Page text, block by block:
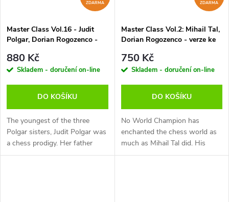
ZDARMA
Master Class Vol.16 - Judit
Polgar, Dorian Rogozenco -
německy)
880 Kč
Skladem - doručení on-line
DO KOŠÍKU
The youngest of the three
Polgar sisters, Judit Polgar was
a chess prodigy. Her father
Laszlo Polgar was an educator
ZDARMA
Master Class Vol.2: Mihail Tal,
Dorian Rogozenco - verze ke
750 Kč
Skladem - doručení on-line
DO KOŠÍKU
No World Champion has
enchanted the chess world as
much as Mihail Tal did. His
reign as World Champion was